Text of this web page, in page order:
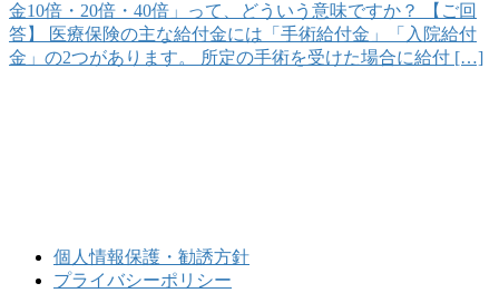
金10倍・20倍・40倍」って、どういう意味ですか？ 【ご回
答】 医療保険の主な給付金には「手術給付金」「入院給付
金」の2つがあります。 所定の手術を受けた場合に給付 […]
個人情報保護・勧誘方針
プライバシーポリシー